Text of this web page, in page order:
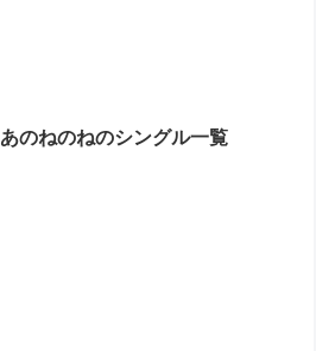
あのねのねのシングル一覧